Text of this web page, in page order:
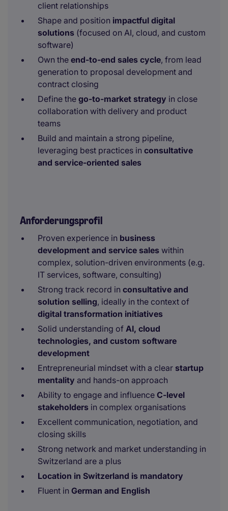
client relationships
Shape and position impactful digital
solutions (focused on AI, cloud, and custom
software)
Own the end-to-end sales cycle, from lead
generation to proposal development and
contract closing
Define the go-to-market strategy in close
collaboration with delivery and product
teams
Build and maintain a strong pipeline,
leveraging best practices in consultative
and service-oriented sales
Anforderungsprofil
Proven experience in business
development and service sales within
complex, solution-driven environments (e.g.
IT services, software, consulting)
Strong track record in consultative and
solution selling, ideally in the context of
digital transformation initiatives
Solid understanding of AI, cloud
technologies, and custom software
development
Entrepreneurial mindset with a clear startup
mentality and hands-on approach
Ability to engage and influence C-level
stakeholders in complex organisations
Excellent communication, negotiation, and
closing skills
Strong network and market understanding in
Switzerland are a plus
Location in Switzerland is mandatory
Fluent in German and English